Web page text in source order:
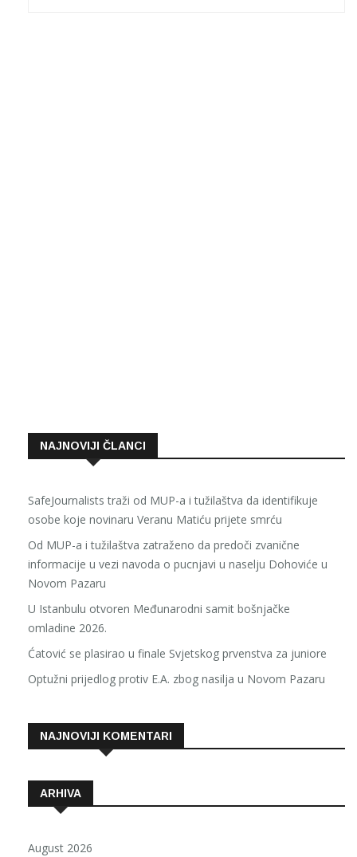
NAJNOVIJI ČLANCI
SafeJournalists traži od MUP-a i tužilaštva da identifikuje
osobe koje novinaru Veranu Matiću prijete smrću
Od MUP-a i tužilaštva zatraženo da predoči zvanične
informacije u vezi navoda o pucnjavi u naselju Dohoviće u
Novom Pazaru
U Istanbulu otvoren Međunarodni samit bošnjačke
omladine 2026.
Ćatović se plasirao u finale Svjetskog prvenstva za juniore
Optužni prijedlog protiv E.A. zbog nasilja u Novom Pazaru
NAJNOVIJI KOMENTARI
ARHIVA
August 2026